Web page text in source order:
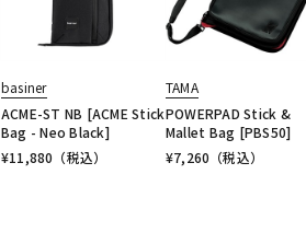
basiner
ACME-ST NB [ACME Stick
Bag - Neo Black]
¥11,880 （税込）
TAMA
POWERPAD Stick &
Mallet Bag [PBS50]
¥7,260 （税込）